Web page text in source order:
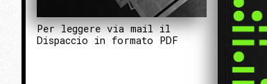
Per leggere via mail il
Dispaccio in formato PDF